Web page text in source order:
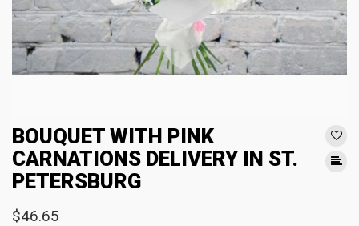
BOUQUET WITH PINK
CARNATIONS DELIVERY IN ST.
PETERSBURG
$46.65